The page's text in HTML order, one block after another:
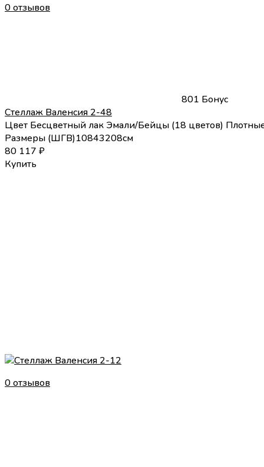
0 отзывов
801 Бонус
Стеллаж Валенсия 2-48
Цвет Бесцветный лак Эмали/Бейцы (18 цветов)
Размеры (ШГВ)10843208см
80 117 ₽
Купить
0 отзывов